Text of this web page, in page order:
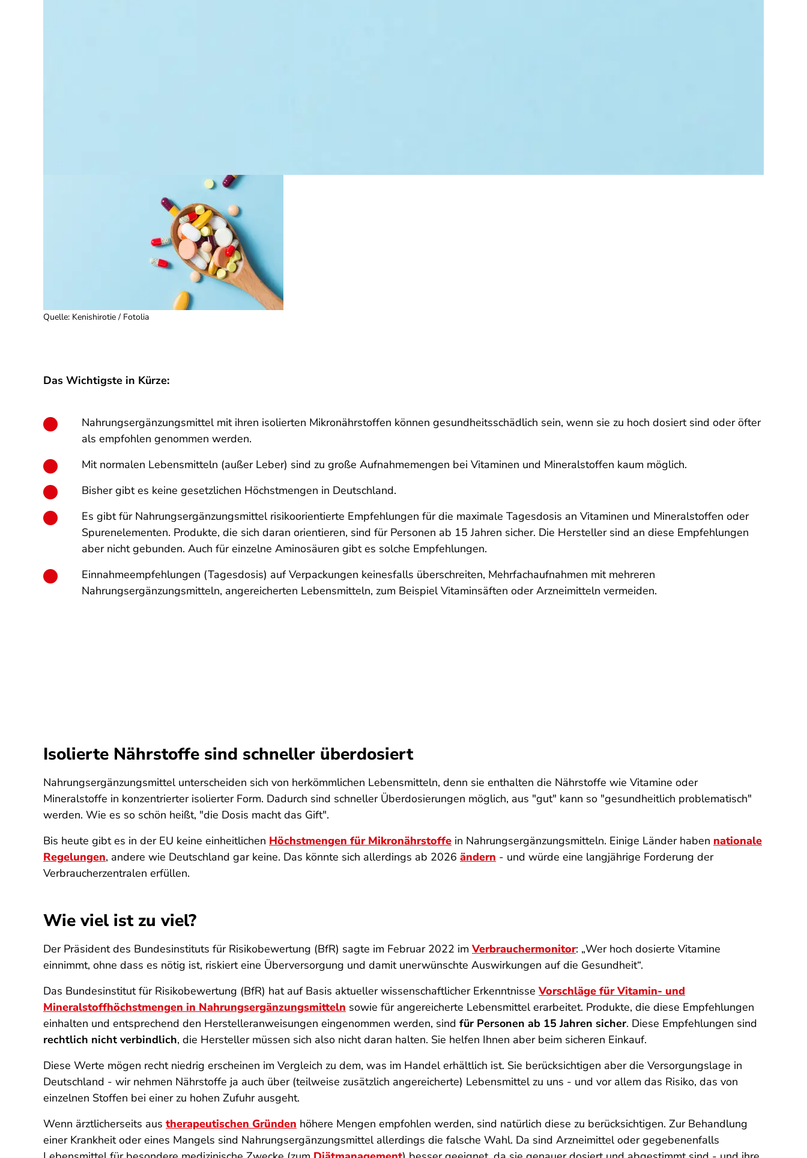
Quelle: Kenishirotie / Fotolia
Das Wichtigste in Kürze:
Nahrungsergänzungsmittel mit ihren isolierten Mikronährstoffen können gesundheitsschädlich sein, wenn sie zu hoch dosiert sind oder öfter
als empfohlen genommen werden.
Mit normalen Lebensmitteln (außer Leber) sind zu große Aufnahmemengen bei Vitaminen und Mineralstoffen kaum möglich.
Bisher gibt es keine gesetzlichen Höchstmengen in Deutschland.
Es gibt für Nahrungsergänzungsmittel risikoorientierte Empfehlungen für die maximale Tagesdosis an Vitaminen und Mineralstoffen oder
Spurenelementen. Produkte, die sich daran orientieren, sind für Personen ab 15 Jahren sicher. Die Hersteller sind an diese Empfehlungen
aber nicht gebunden. Auch für einzelne Aminosäuren gibt es solche Empfehlungen.
Einnahmeempfehlungen (Tagesdosis) auf Verpackungen keinesfalls überschreiten, Mehrfachaufnahmen mit mehreren
Nahrungsergänzungsmitteln, angereicherten Lebensmitteln, zum Beispiel Vitaminsäften oder Arzneimitteln vermeiden.
Isolierte Nährstoffe sind schneller überdosiert
Nahrungsergänzungsmittel unterscheiden sich von herkömmlichen Lebensmitteln, denn sie enthalten die Nährstoffe wie Vitamine oder
Mineralstoffe in konzentrierter isolierter Form. Dadurch sind schneller Überdosierungen möglich, aus "gut" kann so "gesundheitlich problematisch"
werden. Wie es so schön heißt, "die Dosis macht das Gift".
Bis heute gibt es in der EU keine einheitlichen Höchstmengen für Mikronährstoffe in Nahrungsergänzungsmitteln. Einige Länder haben nationale
Regelungen, andere wie Deutschland gar keine. Das könnte sich allerdings ab 2026 ändern - und würde eine langjährige Forderung der
Verbraucherzentralen erfüllen.
Wie viel ist zu viel?
Der Präsident des Bundesinstituts für Risikobewertung (BfR) sagte im Februar 2022 imVerbrauchermonitor: „Wer hoch dosierte Vitamine
einnimmt, ohne dass es nötig ist, riskiert eine Überversorgung und damit unerwünschte Auswirkungen auf die Gesundheit“.
Das Bundesinstitut für Risikobewertung (BfR) hat auf Basis aktueller wissenschaftlicher ErkenntnisseVorschläge für Vitamin- und
Mineralstoffhöchstmengen in Nahrungsergänzungsmitteln sowie für angereicherte Lebensmittel erarbeitet. Produkte, die diese Empfehlungen
einhalten und entsprechend den Herstelleranweisungen eingenommen werden, sind für Personen ab 15 Jahren sicher. Diese Empfehlungen sind
rechtlich nicht verbindlich, die Hersteller müssen sich also nicht daran halten. Sie helfen Ihnen aber beim sicheren Einkauf.
Diese Werte mögen recht niedrig erscheinen im Vergleich zu dem, was im Handel erhältlich ist. Sie berücksichtigen aber die Versorgungslage in
Deutschland - wir nehmen Nährstoffe ja auch über (teilweise zusätzlich angereicherte) Lebensmittel zu uns - und vor allem das Risiko, das von
einzelnen Stoffen bei einer zu hohen Zufuhr ausgeht.
Wenn ärztlicherseits aus therapeutischen Gründen höhere Mengen empfohlen werden, sind natürlich diese zu berücksichtigen. Zur Behandlung
einer Krankheit oder eines Mangels sind Nahrungsergänzungsmittel allerdings die falsche Wahl. Da sind Arzneimittel oder gegebenenfalls